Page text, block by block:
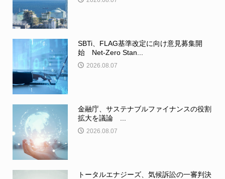
SBTi、FLAG基準改定に向け意見募集開
始 Net-Zero Stan...
2026.08.07
金融庁、サステナブルファイナンスの役割
拡大を議論 ...
2026.08.07
トータルエナジーズ、気候訴訟の一審判決